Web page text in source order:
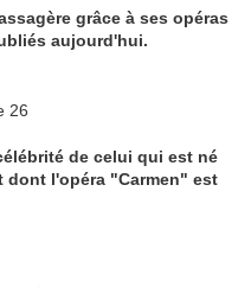
grâce à ses opéras
aujourd'hui.
de celui qui est né
dont l'opéra "Carmen" est